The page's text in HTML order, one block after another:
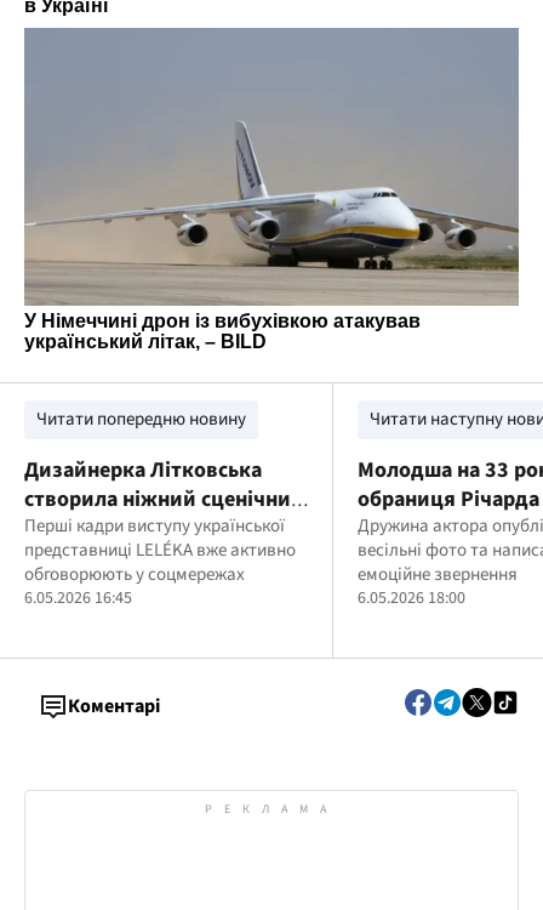
Читати попередню новину
Дизайнерка Літковська
створила ніжний сценічний
образ для LELÉKA на
Євробаченні 2026
Перші кадри виступу української
представниці LELÉKA вже активно
обговорюють у соцмережах
6.05.2026 16:45
Читати наступну
Молодша на 33
обраниця Річарда
привітала актора
річницею шлюбу
Дружина актора
весільні фото та
емоційне звернення
6.05.2026 18:00
Коментарі